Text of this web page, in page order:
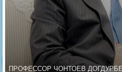
ПРОФЕССОР ЧОНТОЕВ